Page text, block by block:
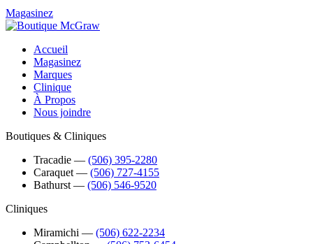
Magasinez
Accueil
Magasinez
Marques
Clinique
À Propos
Nous joindre
Boutiques & Cliniques
Tracadie ― (506) 395-2280
Caraquet ― (506) 727-4155
Bathurst ― (506) 546-9520
Cliniques
Miramichi ― (506) 622-2234